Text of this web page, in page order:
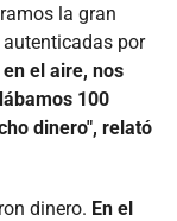
la gran
por
el aire, nos
100
dinero", relató
dinero. En el